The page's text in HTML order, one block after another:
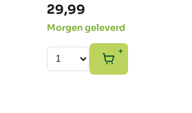
29,99
Morgen geleverd
+